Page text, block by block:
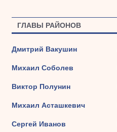
ГЛАВЫ РАЙОНОВ
Дмитрий Вакушин
Михаил Соболев
Виктор Полунин
Михаил Асташкевич
Сергей Иванов